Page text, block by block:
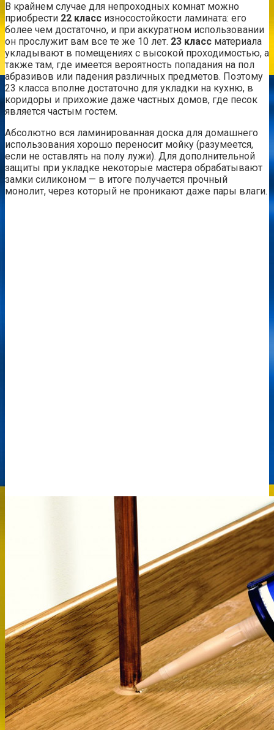
В крайнем случае для непроходных комнат можно
приобрести 22 класс износостойкости ламината: его
более чем достаточно, и при аккуратном использовании
он прослужит вам все те же 10 лет. 23 класс материала
укладывают в помещениях с высокой проходимостью, а
также там, где имеется вероятность попадания на пол
абразивов или падения различных предметов. Поэтому
23 класса вполне достаточно для укладки на кухню, в
коридоры и прихожие даже частных домов, где песок
является частым гостем.
Абсолютно вся ламинированная доска для домашнего
использования хорошо переносит мойку (разумеется,
если не оставлять на полу лужи). Для дополнительной
защиты при укладке некоторые мастера обрабатывают
замки силиконом — в итоге получается прочный
монолит, через который не проникают даже пары влаги.